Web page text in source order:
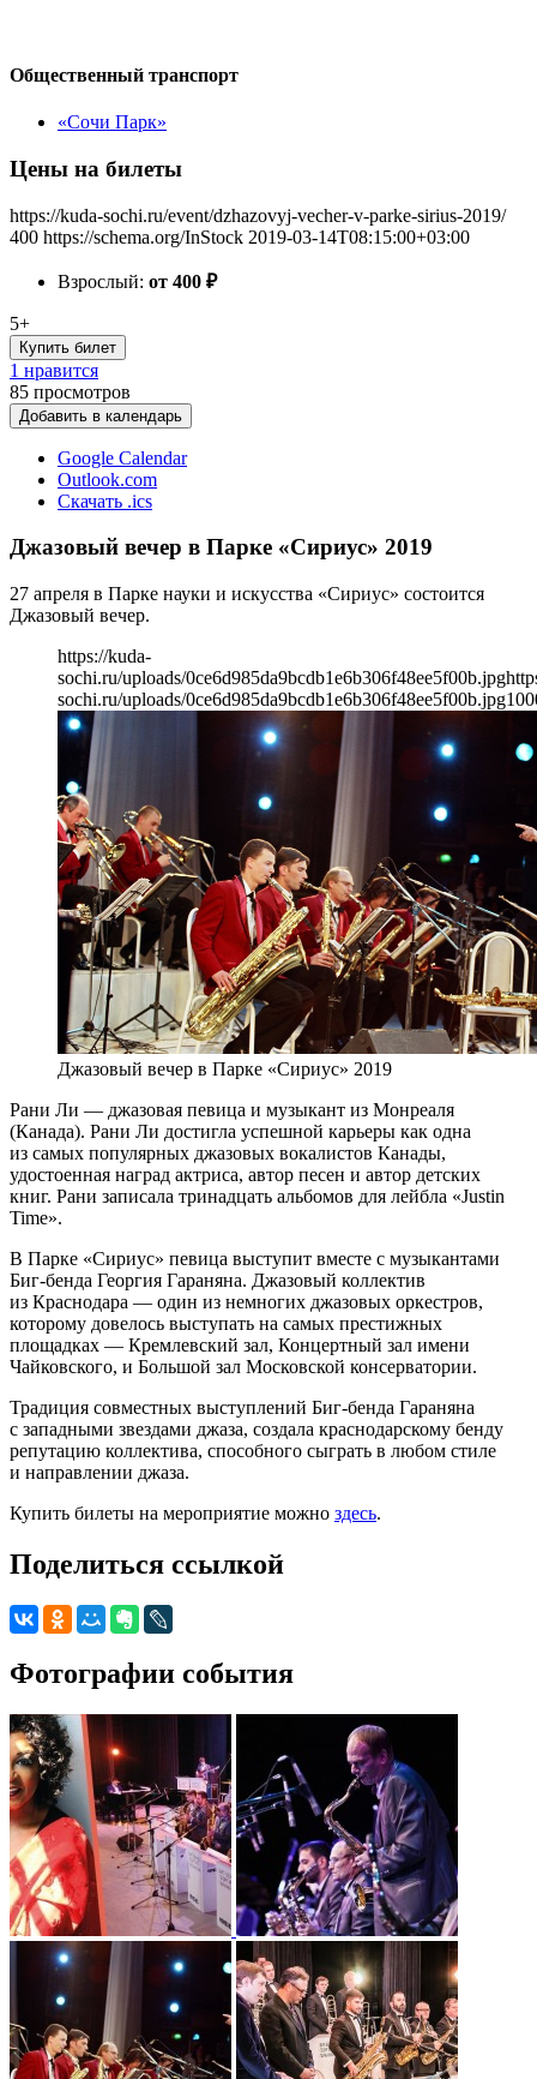
Общественный транспорт
«Сочи Парк»
Цены на билеты
https://kuda-sochi.ru/event/dzhazovyj-vecher-v-parke-sirius-2019/
400 https://schema.org/InStock 2019-03-14T08:15:00+03:00
Взрослый: от 400 ₽
5+
Купить билет
1 нравится
85 просмотров
Добавить в календарь
Google Calendar
Outlook.com
Скачать .ics
Джазовый вечер в Парке «Сириус» 2019
27 апреля в Парке науки и искусства «Сириус» состоится
Джазовый вечер.
https://kuda-
sochi.ru/uploads/0ce6d985da9bcdb1e6b306f48ee5f00b.jpg
sochi.ru/uploads/0ce6d985da9bcdb1e6b306f48ee5f00b.jpg
Джазовый вечер в Парке «Сириус» 2019
Рани Ли — джазовая певица и музыкант из Монреаля
(Канада). Рани Ли достигла успешной карьеры как одна
из самых популярных джазовых вокалистов Канады,
удостоенная наград актриса, автор песен и автор детских
книг. Рани записала тринадцать альбомов для лейбла «Justin
Time».
В Парке «Сириус» певица выступит вместе с музыкантами
Биг-бенда Георгия Гараняна. Джазовый коллектив
из Краснодара — один из немногих джазовых оркестров,
которому довелось выступать на самых престижных
площадках — Кремлевский зал, Концертный зал имени
Чайковского, и Большой зал Московской консерватории.
Традиция совместных выступлений Биг-бенда Гараняна
с западными звездами джаза, создала краснодарскому бенду
репутацию коллектива, способного сыграть в любом стиле
и направлении джаза.
Купить билеты на мероприятие можно здесь.
Поделиться ссылкой
Фотографии события